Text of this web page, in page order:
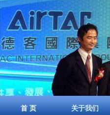
首 页 关于我们